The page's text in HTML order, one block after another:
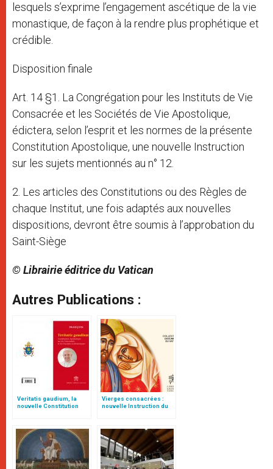
lesquels s’exprime l’engagement ascétique de la vie
monastique, de façon à la rendre plus prophétique et
crédible.
Disposition finale
Art. 14 §1. La Congrégation pour les Instituts de Vie
Consacrée et les Sociétés de Vie Apostolique,
édictera, selon l’esprit et les normes de la présente
Constitution Apostolique, une nouvelle Instruction
sur les sujets mentionnés au n° 12.
2. Les articles des Constitutions ou des Règles de
chaque Institut, une fois adaptés aux nouvelles
dispositions, devront être soumis à l’approbation du
Saint-Siège
© Librairie éditrice du Vatican
Autres Publications :
Veritatis gaudium, la
nouvelle Constitution
Vierges consacrées :
nouvelle Instruction du